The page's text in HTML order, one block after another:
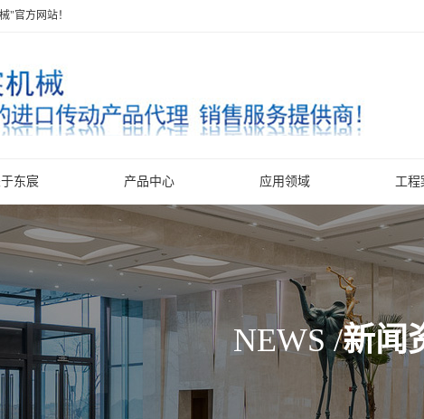
"官方网站！
东宸 产品中心 应用领域 工程
NEWS /新闻